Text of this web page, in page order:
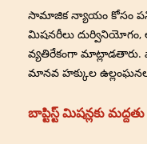
సామాజిక న్యాయం కోసం
మిషనరీలు
వ్యతిరేకంగా
మానవ హక్కుల
బాప్టిస్ట్ మిషన్లకు మద్దతు